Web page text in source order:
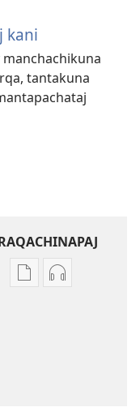
kani
tantakuna
Publicacionta
Grabasqata